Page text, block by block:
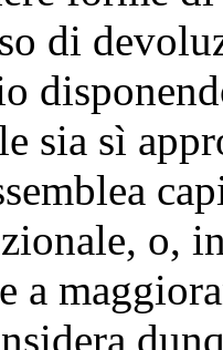
di
sia sì
o,
a